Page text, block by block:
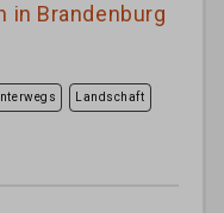
in Brandenburg
Landschaft